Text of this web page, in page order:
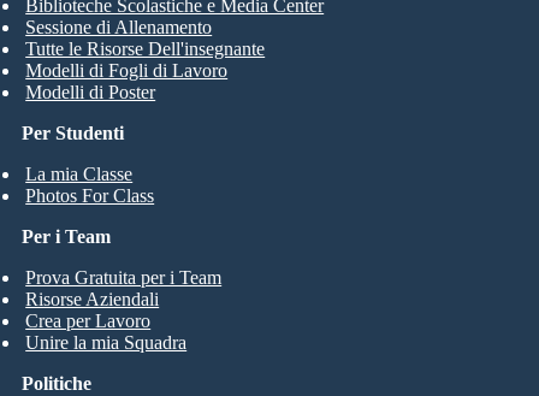
Per Studenti
La mia Classe
Photos For Class
Biblioteche Scolastiche e Media Center
Sessione di Allenamento
Tutte le Risorse Dell'insegnante
Modelli di Fogli di Lavoro
Modelli di Poster
Per i Team
Prova Gratuita per i Team
Risorse Aziendali
Crea per Lavoro
Unire la mia Squadra
Politiche